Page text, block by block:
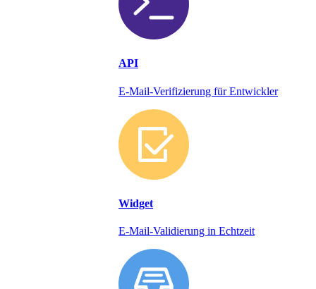
API
E-Mail-Verifizierung für Entwickler
Widget
E-Mail-Validierung in Echtzeit